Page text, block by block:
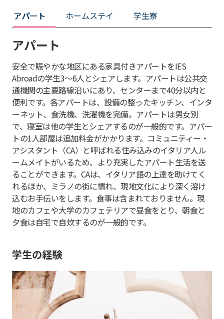
アパート ホームステイ 学生寮
アパート
安全で賑やかな地区にある家具付きアパートをIES
Abroadの学生3～6人とシェアします。アパートは公共交
通機関の主要路線沿いにあり、センターまで40分以内と
便利です。各アパートは、設備の整ったキッチン、インタ
ーネット、食洗機、洗濯機を完備。アパートは男女別
で、寝室は他の学生とシェアするのが一般的です。アパー
トの1人部屋は追加料金がかかります。コミュニティー・
アシスタント（CA）と呼ばれる住み込みのイタリア人ル
ームメイトがいるため、より充実したアパート生活を送
ることができます。CAは、イタリア語の上達を助けてく
れるほか、ミラノの街に慣れ、現地文化により深く溶け
込むお手伝いをします。食事は含まれておりません。現
地のカフェや大学のカフェテリアで昼食をとり、朝食と
夕食は自宅で自炊するのが一般的です。
学生の経験